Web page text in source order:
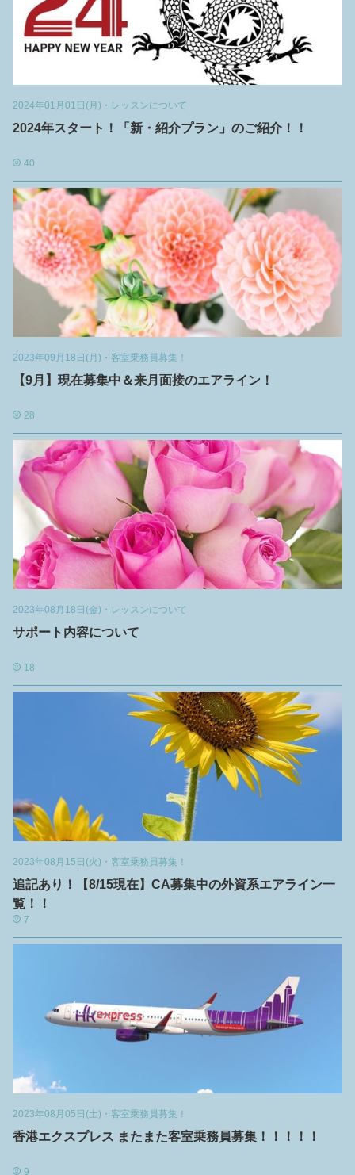
2024年01月01日(月) ・ レッスンについて
2024年スタート！「新・紹介プラン」のご紹介！！
40
2023年09月18日(月) ・ 客室乗務員募集！
【9月】現在募集中＆来月面接のエアライン！
28
2023年08月18日(金) ・ レッスンについて
サポート内容について
18
2023年08月15日(火) ・ 客室乗務員募集！
追記あり！【8/15現在】CA募集中の外資系エアライン一
覧！！
7
2023年08月05日(土) ・ 客室乗務員募集！
香港エクスプレス またまた客室乗務員募集！！！！！
9